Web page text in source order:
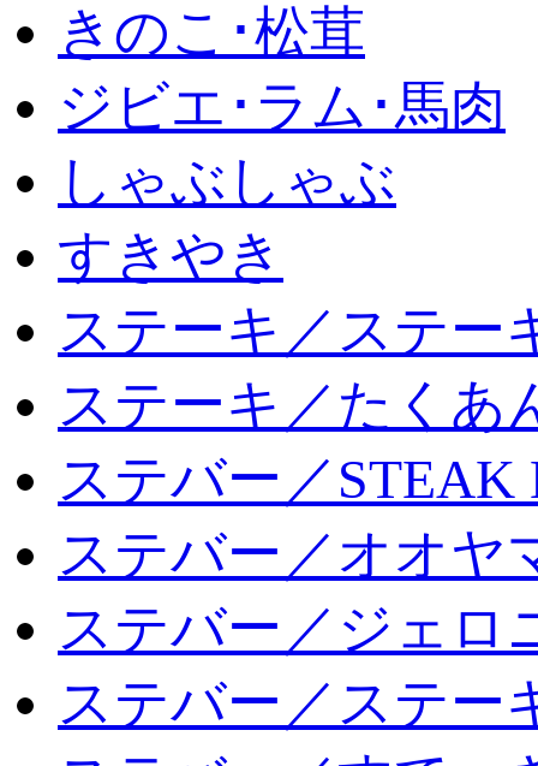
きのこ･松茸
ジビエ･ラム･馬肉
しゃぶしゃぶ
すきやき
ステーキ／ステー
ステーキ／たくあ
ステバー／STEAK
ステバー／オオヤ
ステバー／ジェロ
ステバー／ステー